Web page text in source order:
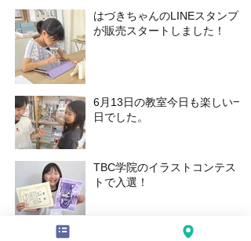
はづきちゃんのLINEスタンプ
が販売スタートしました！
6月13日の教室今日も楽しい一
日でした。
TBC学院のイラストコンテス
トで入選！
30日の土曜教室の様子